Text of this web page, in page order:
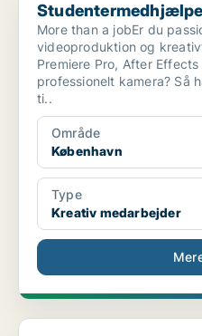
More than a jobEr du
videoproduktion og
Premiere Pro, After
professionelt kamera? Så
ti..
Område
København
Type
Kreativ medarbejder
DESIGN PRAKTIKANT